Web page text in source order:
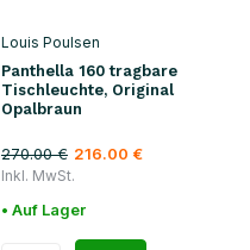
Louis Poulsen
Panthella 160 tragbare
Tischleuchte, Original
Opalbraun
270.00 € 216.00 €
Inkl. MwSt.
• Auf Lager